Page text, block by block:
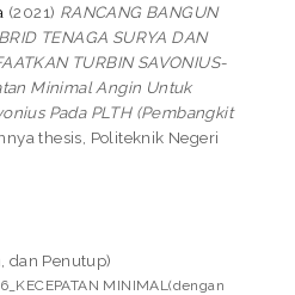
(2021) RANCANG BANGUN
TENAGA SURYA DAN
TURBIN SAVONIUS-
Minimal Angin Untuk
Pada PLTH (Pembangkit
thesis, Politeknik Negeri
dan Penutup)
MINIMAL(dengan